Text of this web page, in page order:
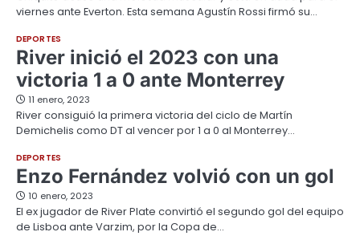
viernes ante Everton. Esta semana Agustín Rossi firmó su…
DEPORTES
River inició el 2023 con una
victoria 1 a 0 ante Monterrey
11 enero, 2023
River consiguió la primera victoria del ciclo de Martín
Demichelis como DT al vencer por 1 a 0 al Monterrey…
DEPORTES
Enzo Fernández volvió con un gol
10 enero, 2023
El ex jugador de River Plate convirtió el segundo gol del equipo
de Lisboa ante Varzim, por la Copa de…